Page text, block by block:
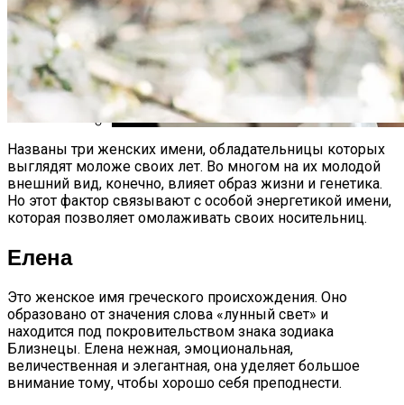
Лунный Календарь Окрашивания
Волос На Октябрь 2025 Года
Названы три женских имени, обладательницы которых
выглядят моложе своих лет. Во многом на их молодой
внешний вид, конечно, влияет образ жизни и генетика.
Но этот фактор связывают с особой энергетикой имени,
которая позволяет омолаживать своих носительниц.
Елена
Это женское имя греческого происхождения. Оно
образовано от значения слова «лунный свет» и
находится под покровительством знака зодиака
Близнецы. Елена нежная, эмоциональная,
величественная и элегантная, она уделяет большое
внимание тому, чтобы хорошо себя преподнести.